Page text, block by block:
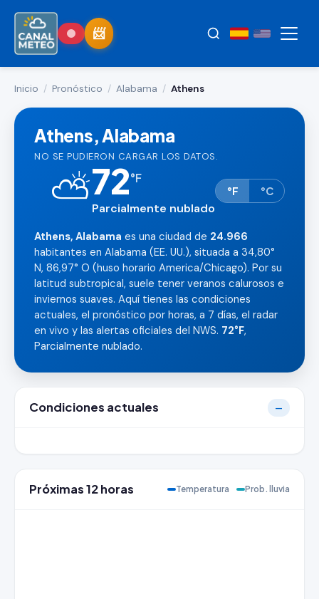
Inicio / Pronóstico / Alabama / Athens
Athens, Alabama
NO SE PUDIERON CARGAR LOS DATOS.
⛅72°F
Parcialmente nublado
°F °C
Athens, Alabama es una ciudad de 24.966
habitantes en Alabama (EE. UU.), situada a 34,80°
N, 86,97° O (huso horario America/Chicago). Por su
latitud subtropical, suele tener veranos calurosos e
inviernos suaves. Aquí tienes las condiciones
actuales, el pronóstico por horas, a 7 días, el radar
en vivo y las alertas oficiales del NWS. 72°F,
Parcialmente nublado.
Condiciones actuales —
Próximas 12 horas Temperatura Prob. lluvia